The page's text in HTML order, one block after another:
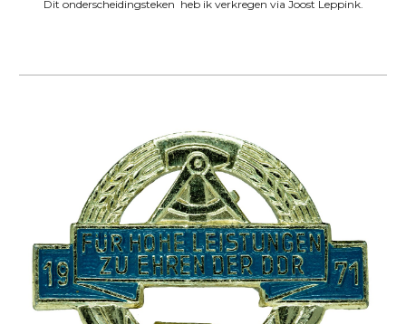
Dit onderscheidingsteken heb ik verkregen via Joost Leppink.